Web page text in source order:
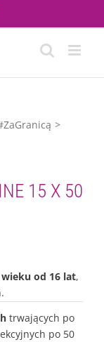
15 X 50
od 16 lat,
trwających po
po 50